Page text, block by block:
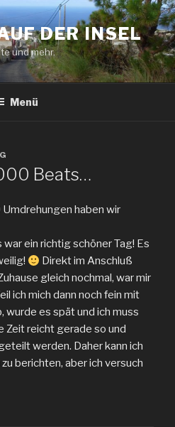
DER INSEL
und mehr.
Menü
Beats…
haben wir
ein richtig schöner Tag! Es
Direkt im Anschluß
gleich nochmal, war mir
ich mich dann noch fein mit
wurde es spät und ich muss
Zeit reicht gerade so und
werden. Daher kann ich
berichten, aber ich versuch